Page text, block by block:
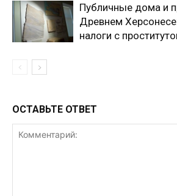
Публичные дома и
Древнем
налоги с
ОСТАВЬТЕ ОТВЕТ